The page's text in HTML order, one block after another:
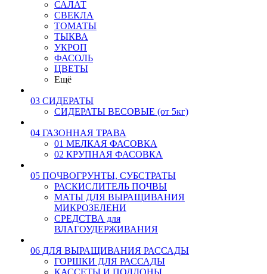
САЛАТ
СВЕКЛА
ТОМАТЫ
ТЫКВА
УКРОП
ФАСОЛЬ
ЦВЕТЫ
Ещё
03 СИДЕРАТЫ
СИДЕРАТЫ ВЕСОВЫЕ (от 5кг)
04 ГАЗОННАЯ ТРАВА
01 МЕЛКАЯ ФАСОВКА
02 КРУПНАЯ ФАСОВКА
05 ПОЧВОГРУНТЫ, СУБСТРАТЫ
РАСКИСЛИТЕЛЬ ПОЧВЫ
МАТЫ ДЛЯ ВЫРАЩИВАНИЯ
МИКРОЗЕЛЕНИ
СРЕДСТВА для
ВЛАГОУДЕРЖИВАНИЯ
06 ДЛЯ ВЫРАЩИВАНИЯ РАССАДЫ
ГОРШКИ ДЛЯ РАССАДЫ
КАССЕТЫ И ПОДДОНЫ